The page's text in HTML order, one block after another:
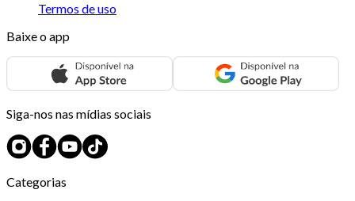
Termos de uso
Baixe o app
Siga-nos nas mídias sociais
Categorias